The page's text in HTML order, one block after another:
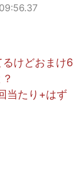
けどおまけ6
当たり+はず